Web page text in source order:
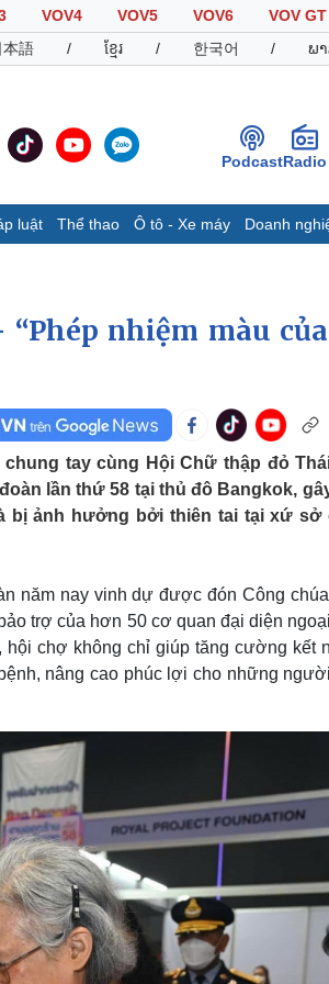
VOV4 VOV5 VOV6
VOV GT
本語 / ខ្មែរ / 한국어 / ພ
PodcastRadio
luật Thể thao Ô tô - Xe máy Doanh
Ảnh
E-Magazine
Ô tô - Xe máy
Ô tô
Xe máy
Tư vấn
Giải trí
Nghệ sĩ
Thời trang
Sao Việt
nhiệm màu
chung tay cùng Hội Chữ thập đỏ
lần thứ 58 tại thủ đô Bangkok,
bị ảnh hưởng bởi thiên tai tại xứ sở
năm nay vinh dự được đón Công
trợ của hơn 50 cơ quan đại diện
chợ không chỉ giúp tăng cường kết
nâng cao phúc lợi cho những